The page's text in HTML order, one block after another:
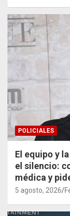
POLICIALES
El equipo y
el silencio:
médica y
5 agosto, 2026